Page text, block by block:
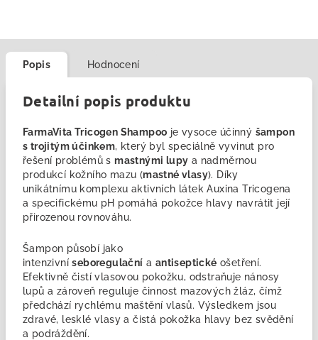
Popis Hodnocení
Detailní popis produktu
FarmaVita Tricogen Shampoo je vysoce účinný šampon
s trojitým účinkem, který byl speciálně vyvinut pro
řešení problémů smastnými lupy a nadměrnou
produkcí kožního mazu (mastné vlasy). Díky
unikátnímu komplexu aktivních látek Auxina Tricogena
a specifickému pH pomáhá pokožce hlavy navrátit její
přirozenou rovnováhu.
Šampon působí jako
intenzivní seboregulační a antiseptické ošetření.
Efektivně čistí vlasovou pokožku, odstraňuje nánosy
lupů a zároveň reguluje činnost mazových žláz, čímž
předchází rychlému maštění vlasů. Výsledkem jsou
zdravé, lesklé vlasy a čistá pokožka hlavy bez svědění
a podráždění.